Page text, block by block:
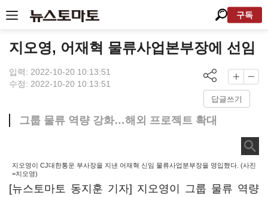
구독
지오영, 어재혁 물류사업본부장에 선임
입력: 2022-10-20 10:13:51
수정: 2022-10-20 10:13:51
답글쓰기
그룹 물류 역량 강화…해외 프로젝트 확대
지오영이 CJ대한통운 부사장을 지낸 어재혁 신임 물류사업분부장을 영입했다. (사진
=지오영)
[뉴스토마토 동지훈 기자] 지오영이 그룹 물류 역량